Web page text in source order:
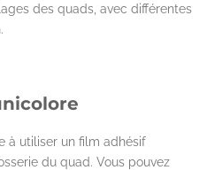
des quads, avec différentes
à utiliser un film adhésif
du quad. Vous pouvez